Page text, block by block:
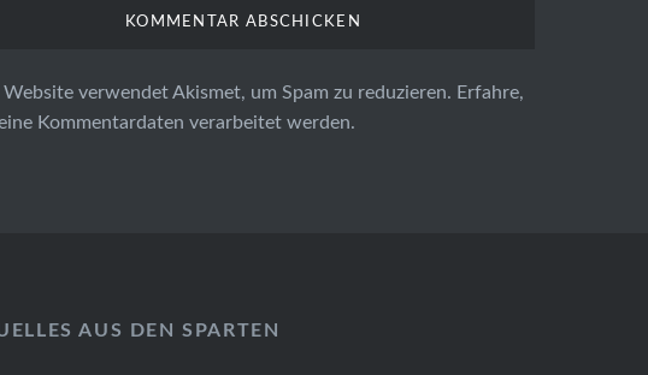
Website verwendet Akismet, um Spam zu reduzieren. Erfahre,
Kommentardaten verarbeitet werden.
AUS DEN SPARTEN